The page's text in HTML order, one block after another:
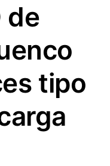
de
tipo